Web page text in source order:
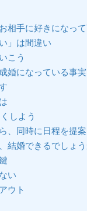
相手に好きになっ
」は間違い
こう
婚になっている事実
しよう
、同時に日程を提案
結婚できるでしょう
い
ウト